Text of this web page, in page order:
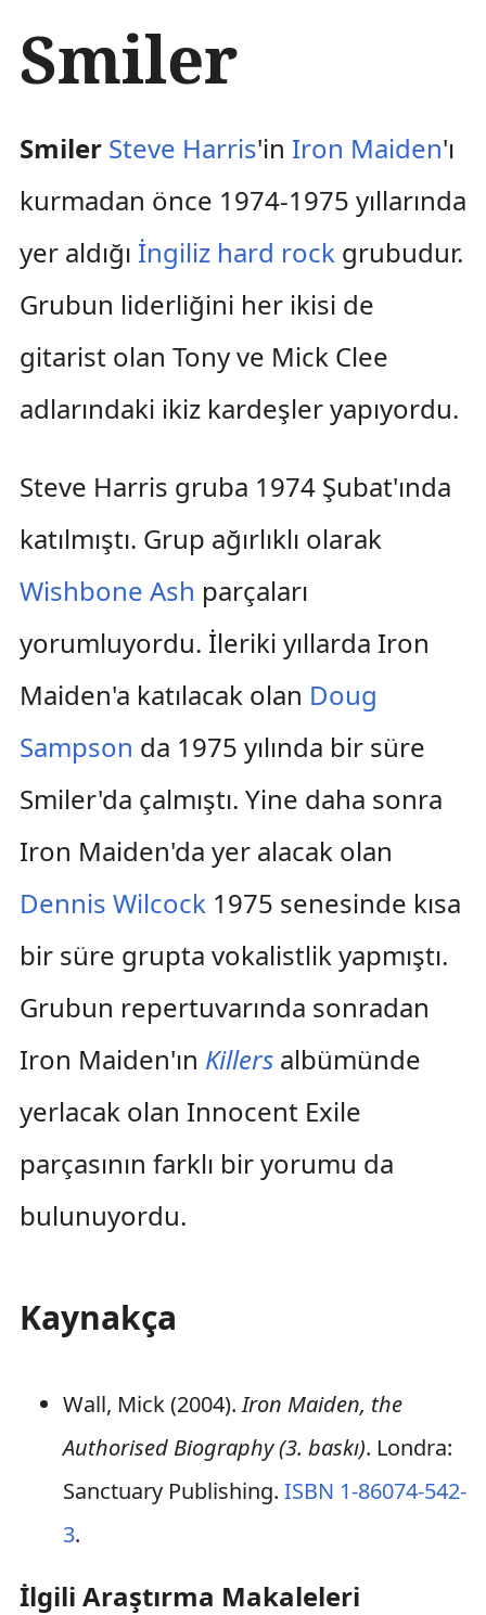
ç
e
r
e
t
a
Smiler
Smiler Steve Harris'in Iron Maiden'ı
kurmadan önce 1974-1975 yıllarında
yer aldığı İngiliz hard rockgrubudur.
Grubun liderliğini her ikisi de
gitarist olan Tony ve Mick Clee
adlarındaki ikiz kardeşler yapıyordu.
Steve Harris gruba 1974 Şubat'ında
katılmıştı. Grup ağırlıklı olarak
Wishbone Ash parçaları
yorumluyordu. İleriki yıllarda Iron
Maiden'a katılacak olan Doug
Sampson da 1975 yılında bir süre
Smiler'da çalmıştı. Yine daha sonra
Iron Maiden'da yer alacak olan
Dennis Wilcock1975 senesinde kısa
bir süre grupta vokalistlik yapmıştı.
Grubun repertuvarında sonradan
Iron Maiden'ın Killersalbümünde
yerlacak olan Innocent Exile
parçasının farklı bir yorumu da
bulunuyordu.
Kaynakça
Wall, Mick (2004).Iron Maiden, the
Authorised Biography (3. baskı). Londra:
Sanctuary Publishing. ISBN 1-86074-542-
3.
İlgili Araştırma Makaleleri